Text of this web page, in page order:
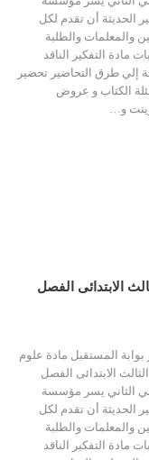
الحديثة أن تقدم لكل
والمعلمات والطلبة
مادة التفكير الناقد
إلي طرق التحاضير تحضير
الكتاب و عروض
و…
الابتدائى الفصل
بوابة المستقبل مادة علوم
الابتدائى الفصل
الثاني يسر مؤسسة
الحديثة أن تقدم لكل
والمعلمات والطلبة
مادة التفكير الناقد